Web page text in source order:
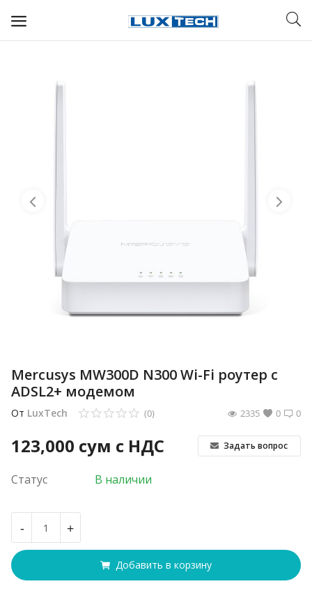
Контакты
Регистрация
Mercusys MW300D N300 Wi-Fi роутер с
ADSL2+ модемом
От LuxTech 0
(0) 0
2335
123,000 сум с НДС Задать вопрос
Статус В наличии
- +
Добавить в корзину